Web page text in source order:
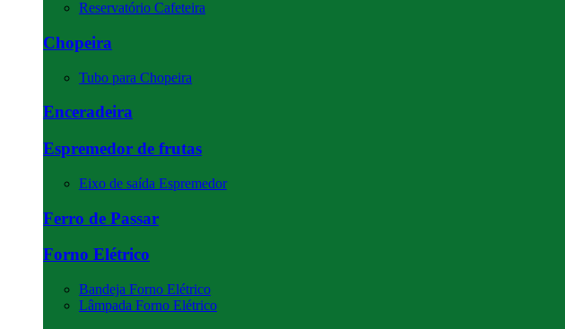
Reservatório Cafeteira
Chopeira
Tubo para Chopeira
Enceradeira
Espremedor de frutas
Eixo de saída Espremedor
Ferro de Passar
Forno Elétrico
Bandeja Forno Elétrico
Lâmpada Forno Elétrico